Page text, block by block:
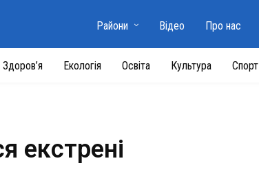
Здоров’я Екологія Освіта Культура Спорт
Райони Відео Про нас
екстрені